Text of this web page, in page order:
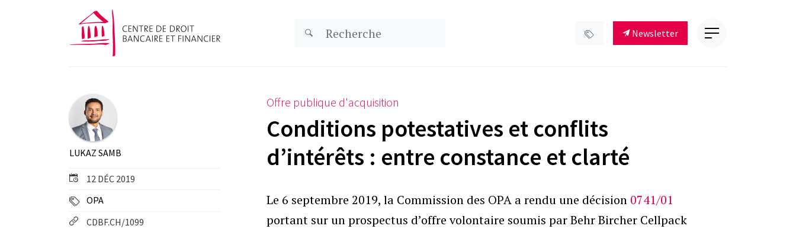
Newsletter
LUKAZ SAMB
12 DÉC 2019
OPA
CDBF.CH/1099
Offre publique d'acquisition
Conditions potestatives et conflits
d’intérêts : entre constance et clarté
Le 6 septembre 2019, la Commission des OPA a rendu une décision 0741/01
portant sur un prospectus d’offre volontaire soumis par Behr Bircher Cellpack